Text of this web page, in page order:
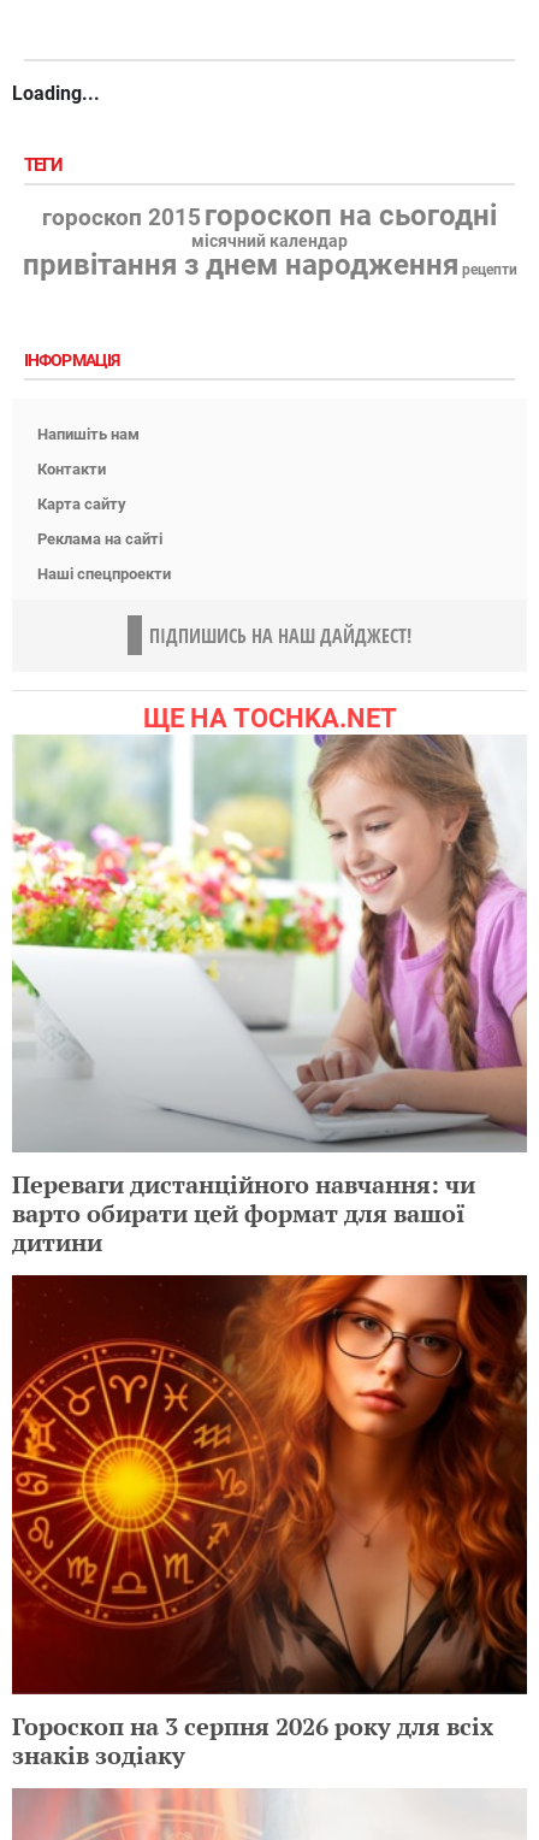
Loading...
ТЕГИ
гороскоп 2015 гороскоп на сьогодні
місячний календар
привітання з днем народження рецепти
ІНФОРМАЦІЯ
Напишіть нам
Контакти
Карта сайту
Реклама на сайті
Наші спецпроекти
ПІДПИШИСЬ НА НАШ ДАЙДЖЕСТ!
ЩЕ НА TOCHKA.NET
Переваги дистанційного навчання: чи
варто обирати цей формат для вашої
дитини
Гороскоп на 3 серпня 2026 року для всіх
знаків зодіаку